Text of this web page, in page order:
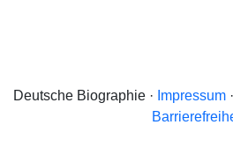
Deutsche Biographie · Impressum·